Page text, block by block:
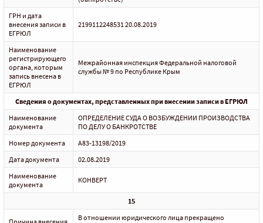
ГРН и дата
внесения записи в
ЕГРЮЛ
2199112248531 20.08.2019
Наименование
регистрирующего
органа, которым
запись внесена в
ЕГРЮЛ
Межрайонная инспекция Федеральной налоговой
службы № 9 по Республике Крым
Сведения о документах, представленных при внесении записи в ЕГРЮЛ
Наименование
документа
ОПРЕДЕЛЕНИЕ СУДА О ВОЗБУЖДЕНИИ ПРОИЗВОДСТВА
ПО ДЕЛУ О БАНКРОТСТВЕ
Номер документа
А83-13198/2019
Дата документа
02.08.2019
Наименование
документа
КОНВЕРТ
15
В отношении юридического лица прекращено